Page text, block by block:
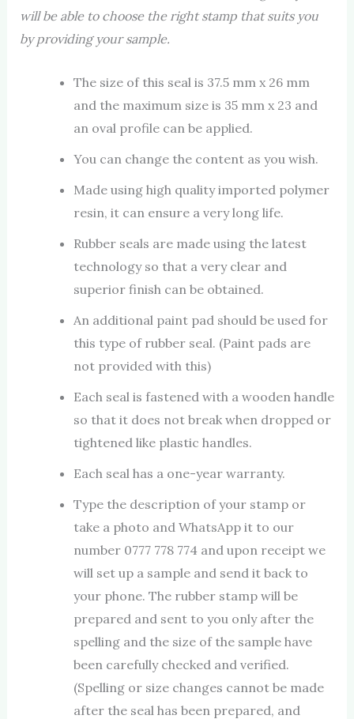
will be able to choose the right stamp that suits you
by providing your sample.
The size of this seal is 37.5 mm x 26 mm
and the maximum size is 35 mm x 23 and
an oval profile can be applied.
You can change the content as you wish.
Made using high quality imported polymer
resin, it can ensure a very long life.
Rubber seals are made using the latest
technology so that a very clear and
superior finish can be obtained.
An additional paint pad should be used for
this type of rubber seal. (Paint pads are
not provided with this)
Each seal is fastened with a wooden handle
so that it does not break when dropped or
tightened like plastic handles.
Each seal has a one-year warranty.
Type the description of your stamp or
take a photo and WhatsApp it to our
number 0777 778 774 and upon receipt we
will set up a sample and send it back to
your phone. The rubber stamp will be
prepared and sent to you only after the
spelling and the size of the sample have
been carefully checked and verified.
(Spelling or size changes cannot be made
after the seal has been prepared, and